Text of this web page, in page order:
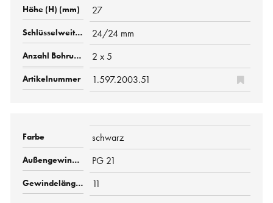
27
24/24 mm
2 x 5
1.597.2003.51
schwarz
PG 21
11